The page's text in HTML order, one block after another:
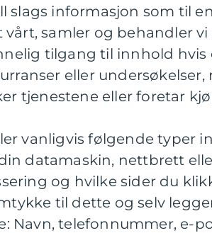
slags informasjon som til
samler og behandler
tilgang til innhold
eller
tjenestene eller foretar
vanligvis følgende typer
datamaskin, nettbrett
og hvilke sider du
til dette og selv
Navn, telefonnummer, e-